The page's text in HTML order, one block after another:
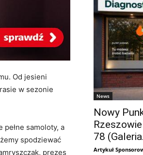
Od jesieni
w sezonie
samoloty, a
spodziewać
prezes
News
Nowy
78
Artykuł